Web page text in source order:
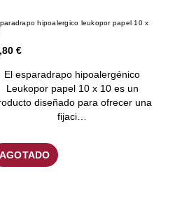
hipoalergico leukopor papel 10 x
€
El esparadrapo hipoalergénico
Leukopor papel 10 x 10 es un
diseñado para ofrecer una
fijaci…
AGOTADO